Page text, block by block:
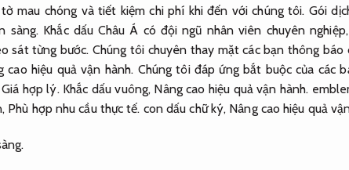
tờ mau chóng và tiết kiệm chi phí khi đến với chúng tôi. Gói
sàng. Khắc dấu Châu Á có đội ngũ nhân viên chuyên nghiệp,
sát từng bước. Chúng tôi chuyên thay mặt các bạn thông báo
cao hiệu quả vận hành. Chúng tôi đáp ứng bắt buộc của các
Giá hợp lý.Khắc dấu vuông, Nâng cao hiệu quả vận hành.
Phù hợp nhu cầu thực tế. con dấu chữ ký, Nâng cao hiệu quả